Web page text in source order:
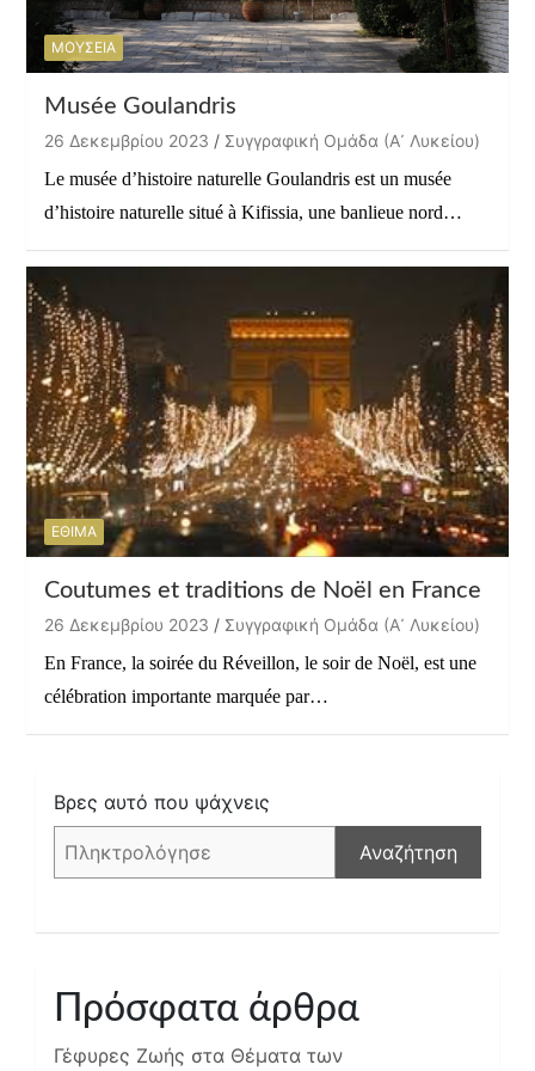
ΜΟΥΣΕΙΑ
Musée Goulandris
26 Δεκεμβρίου 2023
Συγγραφική Ομάδα (Α᾽ Λυκείου)
Le musée d’histoire naturelle Goulandris est un musée
d’histoire naturelle situé à Kifissia, une banlieue nord…
ΕΘΙΜΑ
Coutumes et traditions de Noël en France
26 Δεκεμβρίου 2023
Συγγραφική Ομάδα (Α᾽ Λυκείου)
En France, la soirée du Réveillon, le soir de Noël, est une
célébration importante marquée par…
Βρες αυτό που ψάχνεις
Αναζήτηση
Πρόσφατα άρθρα
Γέφυρες Ζωής στα Θέματα των